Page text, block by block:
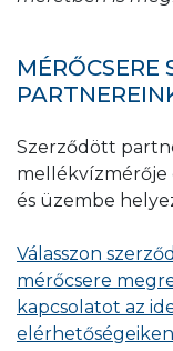
Ha a
került
rajta
nélkül.
rajta
MÉRŐCSERE
Szerződött
mellékvízmérője
és üzembe
Válasszon
mérőcsere
kapcsolatot az